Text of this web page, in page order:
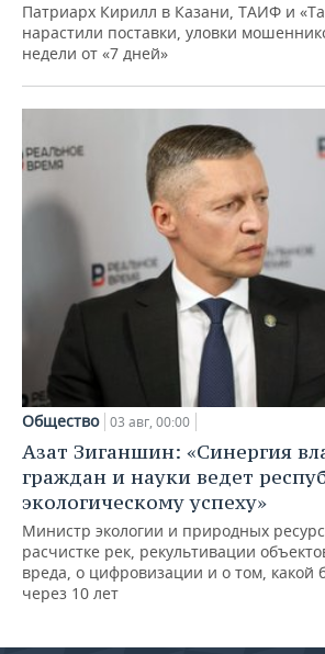
Патриарх Кирилл в Казани, ТАИФ и
нарастили поставки, уловки
недели от «7 дней»
Общество 03 авг, 00:00
Азат Зиганшин: «Синергия
граждан и науки ведет
экологическому успеху»
Министр экологии и природных
расчистке рек, рекультивации
вреда, о цифровизации и о том, какой
через 10 лет